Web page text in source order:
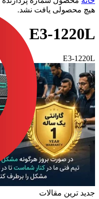
هیچ محصولی یافت نشد.
E3-1220L
E3-1220L
جدید ترین مقالات